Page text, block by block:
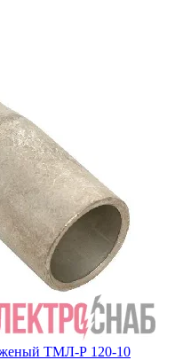
ТМЛ-Р 120-10